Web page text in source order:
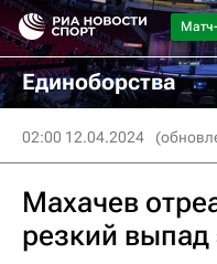
Единоборства
02:00 12.04.2024
Махачев
резкий выпад